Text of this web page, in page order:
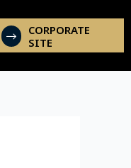
CORPORATE
SITE